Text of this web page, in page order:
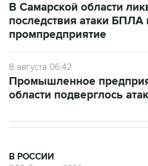
В Самарской области
последствия атаки БПЛА
промпредприятие
8 августа 06:42
Промышленное
области подверглось
В РОССИИ